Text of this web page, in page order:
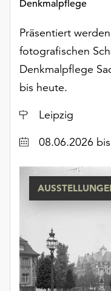
Denkmalpflege
Präsentiert
fotografischen
Denkmalpflege
bis heute.
Ort
Leipzig
Datum08.06.2026